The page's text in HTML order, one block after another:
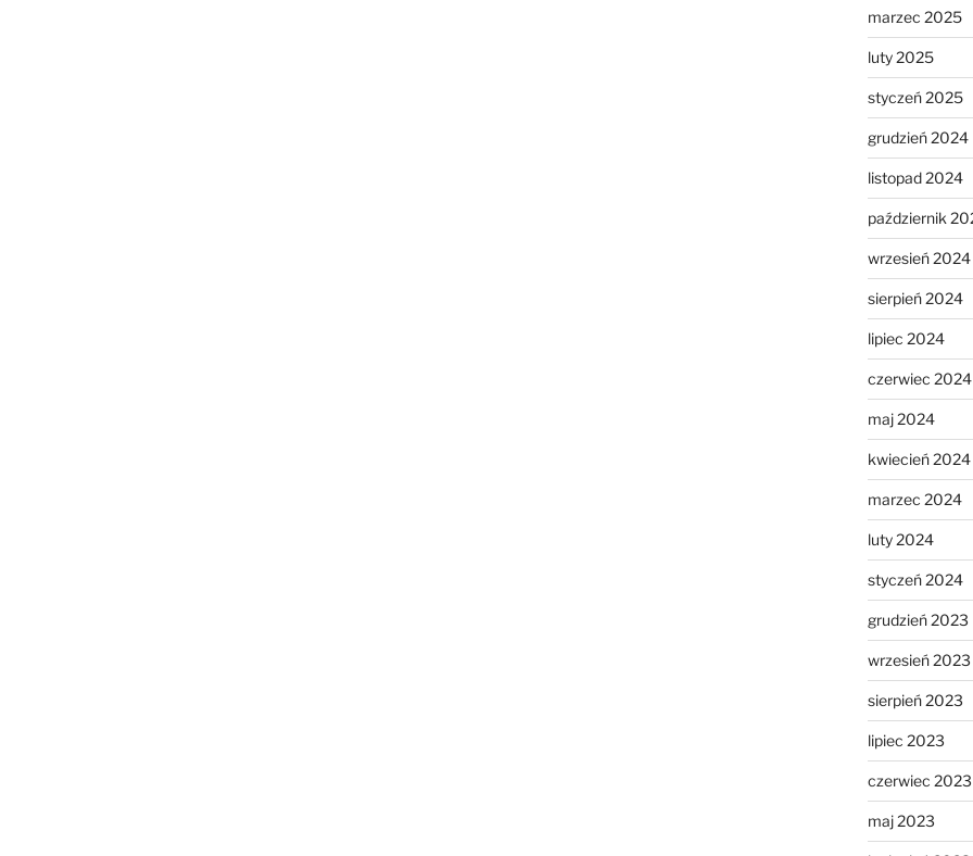
marzec 2025
luty 2025
styczeń 2025
grudzień 2024
listopad 2024
październik
wrzesień 2024
sierpień 2024
lipiec 2024
czerwiec 2024
maj 2024
kwiecień 2024
marzec 2024
luty 2024
styczeń 2024
grudzień 2023
wrzesień 2023
sierpień 2023
lipiec 2023
czerwiec 2023
maj 2023